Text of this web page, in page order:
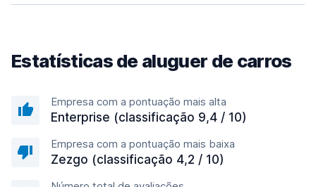
Estatísticas de aluguer de carros
Empresa com a pontuação mais alta
Enterprise (classificação 9,4 / 10)
Empresa com a pontuação mais baixa
Zezgo (classificação 4,2 / 10)